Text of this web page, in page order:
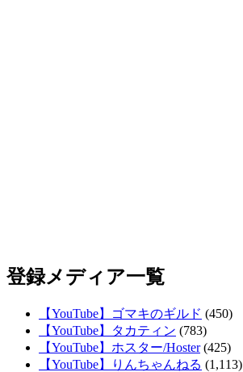
登録メディア一覧
【YouTube】ゴマキのギルド (450)
【YouTube】タカティン (783)
【YouTube】ホスター/Hoster(425)
【YouTube】りんちゃんねる (1,113)